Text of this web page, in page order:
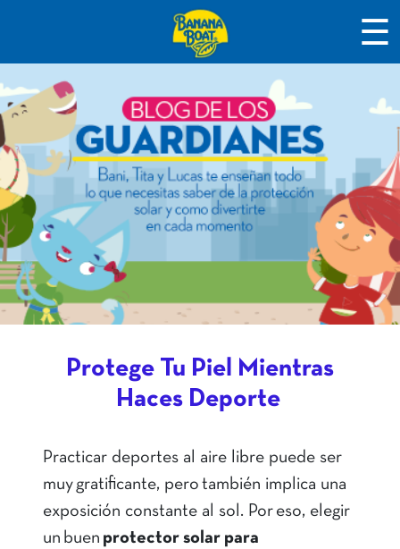
☰
Protege Tu Piel Mientras
Haces Deporte
Practicar deportes al aire libre puede ser
muy gratificante, pero también implica una
exposición constante al sol. Por eso, elegir
un buen protector solar para